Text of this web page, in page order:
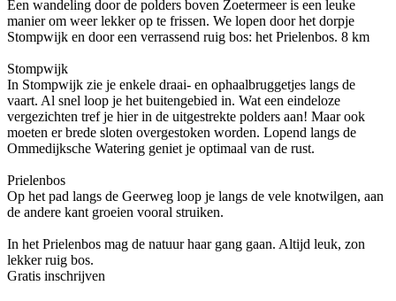
Een wandeling door de polders boven Zoetermeer is een leuke
manier om weer lekker op te frissen. We lopen door het dorpje
Stompwijk en door een verrassend ruig bos: het Prielenbos. 8 km
Stompwijk
In Stompwijk zie je enkele draai- en ophaalbruggetjes langs de
vaart. Al snel loop je het buitengebied in. Wat een eindeloze
vergezichten tref je hier in de uitgestrekte polders aan! Maar ook
moeten er brede sloten overgestoken worden. Lopend langs de
Ommedijksche Watering geniet je optimaal van de rust.
Prielenbos
Op het pad langs de Geerweg loop je langs de vele knotwilgen, aan
de andere kant groeien vooral struiken.
In het Prielenbos mag de natuur haar gang gaan. Altijd leuk, zon
lekker ruig bos.
Gratis inschrijven